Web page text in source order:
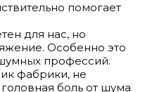
помогает
для нас, но
Особенно это
профессий.
фабрики, не
боль от шума